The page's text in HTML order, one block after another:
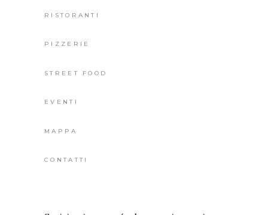
RISTORANTI
PIZZERIE
STREET FOOD
EVENTI
MAPPA
CONTATTI